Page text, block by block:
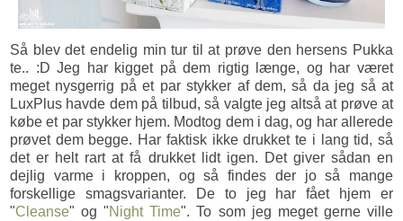
Så blev det endelig min tur til at prøve den hersens Pukka
te.. :D Jeg har kigget på dem rigtig længe, og har været
meget nysgerrig på et par stykker af dem, så da jeg så at
LuxPlus havde dem på tilbud, så valgte jeg altså at prøve at
købe et par stykker hjem. Modtog dem i dag, og har allerede
prøvet dem begge. Har faktisk ikke drukket te i lang tid, så
det er helt rart at få drukket lidt igen. Det giver sådan en
dejlig varme i kroppen, og så findes der jo så mange
forskellige smagsvarianter. De to jeg har fået hjem er
"Cleanse" og "Night Time". To som jeg meget gerne ville